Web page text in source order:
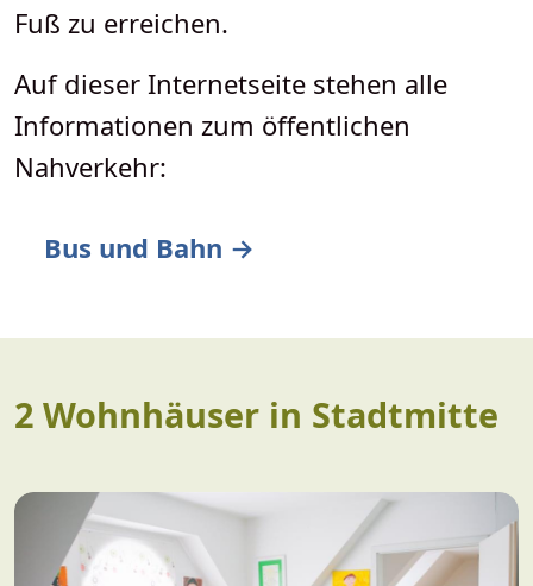
Fuß zu erreichen.
Auf dieser Internetseite stehen alle
Informationen zum öffentlichen
Nahverkehr:
Bus und Bahn →
2 Wohnhäuser in Stadtmitte